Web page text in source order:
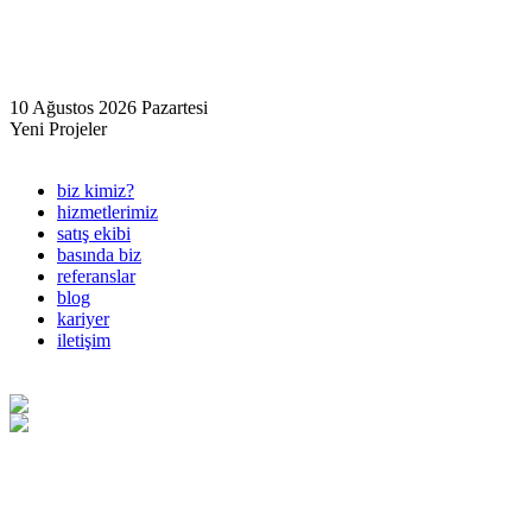
10 Ağustos 2026 Pazartesi
Yeni Projeler
biz kimiz?
hizmetlerimiz
satış ekibi
basında biz
referanslar
blog
kariyer
iletişim